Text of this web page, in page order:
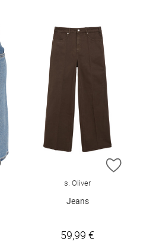
ZUR WUNSCHLISTE HINZUFÜGEN
ZUR
s. Oliver
Jeans
59,99 €